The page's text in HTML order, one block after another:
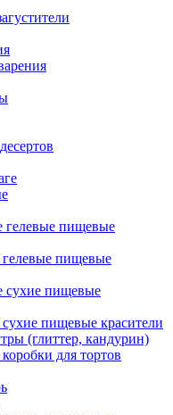
гелевые пищевые
пищевые
сухие пищевые
пищевые красители
(глиттер, кандурин)
для тортов